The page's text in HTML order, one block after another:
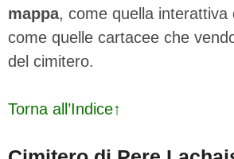
mappa, come quella interattiva
come quelle cartacee che
del cimitero.
Torna all’Indice↑